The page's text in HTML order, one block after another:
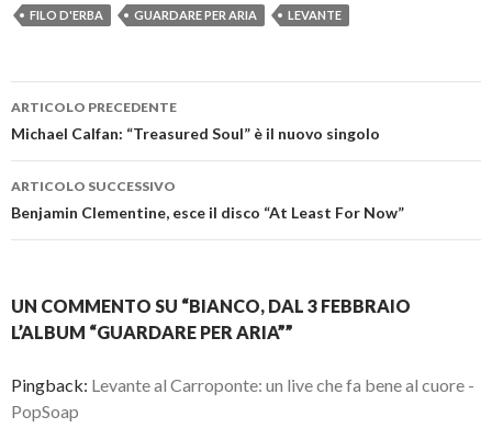
FILO D'ERBA
GUARDARE PER ARIA LEVANTE
Navigazione
articolo
ARTICOLO PRECEDENTE
Michael Calfan: “Treasured Soul” è il nuovo singolo
ARTICOLO SUCCESSIVO
Benjamin Clementine, esce il disco “At Least For Now”
UN COMMENTO SU “BIANCO, DAL 3 FEBBRAIO
L’ALBUM “GUARDARE PER ARIA””
Pingback: Levante al Carroponte: un live che fa bene al cuore -
PopSoap